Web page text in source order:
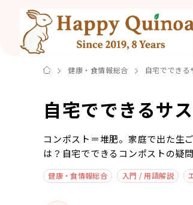
健康・食情報総合 自宅ででき
自宅でできるサ
コンポスト＝堆肥。家庭で出た生
は？自宅でできるコンポストの疑
健康・食情報総合 入門 / 用語解説